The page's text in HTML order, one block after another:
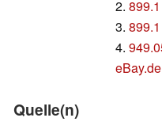
2.
3.
4.
eBay.de
Quelle(n)